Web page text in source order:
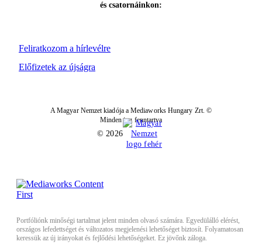
Feliratkozom a hírlevélre
és csatornáinkon:
Előfizetek az újságra
A Magyar Nemzet kiadója a Mediaworks Hungary Zrt. ©
Minden jog fenntartva
© 2026
Portfóliónk minőségi tartalmat jelent minden olvasó számára. Egyedülálló elérést,
országos lefedettséget és változatos megjelenési lehetőséget biztosít. Folyamatosan
keressük az új irányokat és fejlődési lehetőségeket. Ez jövőnk záloga.